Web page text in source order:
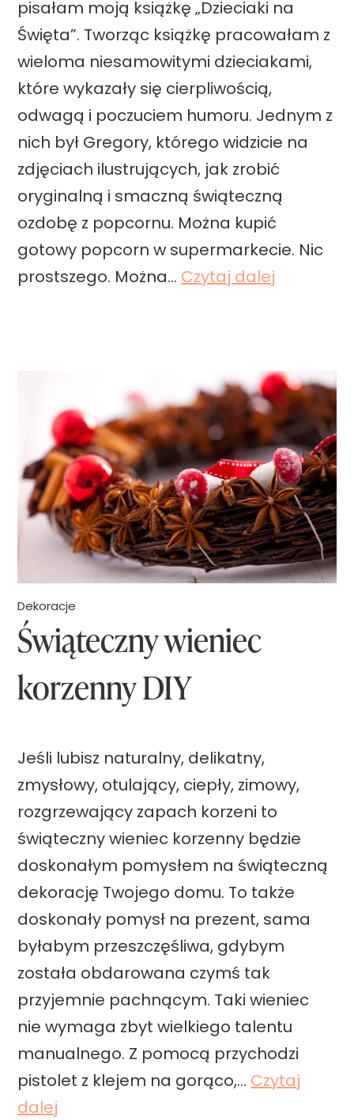
pisałam moją książkę „Dzieciaki na
Święta”. Tworząc książkę pracowałam z
wieloma niesamowitymi dzieciakami,
które wykazały się cierpliwością,
odwagą i poczuciem humoru. Jednym z
nich był Gregory, którego widzicie na
zdjęciach ilustrujących, jak zrobić
oryginalną i smaczną świąteczną
ozdobę z popcornu. Można kupić
gotowy popcorn w supermarkecie. Nic
prostszego. Można… Czytaj dalej
o
n
o
w
y
w
i
Y
Dekoracje
Świąteczny wieniec
korzenny DIY
Jeśli lubisz naturalny, delikatny,
zmysłowy, otulający, ciepły, zimowy,
rozgrzewający zapach korzeni to
świąteczny wieniec korzenny będzie
doskonałym pomysłem na świąteczną
dekorację Twojego domu. To także
doskonały pomysł na prezent, sama
byłabym przeszczęśliwa, gdybym
została obdarowana czymś tak
przyjemnie pachnącym. Taki wieniec
nie wymaga zbyt wielkiego talentu
manualnego. Z pomocą przychodzi
pistolet z klejem na gorąco,… Czytaj
dalej